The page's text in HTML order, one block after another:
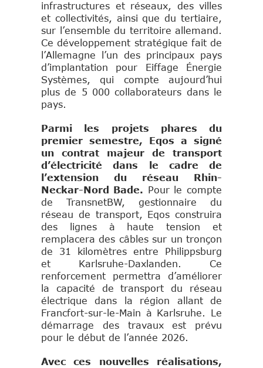
infrastructures et réseaux, des villes
et collectivités, ainsi que du tertiaire,
sur l’ensemble du territoire allemand.
Ce développement stratégique fait de
l’Allemagne l’un des principaux pays
d’implantation pour Eiffage Énergie
Systèmes, qui compte aujourd’hui
plus de 5 000 collaborateurs dans le
pays.
Parmi les projets phares du
premier semestre, Eqos a signé
un contrat majeur de transport
d’électricité dans le cadre de
l’extension du réseau Rhin-
Neckar-Nord Bade. Pour le compte
de TransnetBW, gestionnaire du
réseau de transport, Eqos construira
des lignes à haute tension et
remplacera des câbles sur un tronçon
de 31 kilomètres entre Philippsburg
et Karlsruhe-Daxlanden. Ce
renforcement permettra d’améliorer
la capacité de transport du réseau
électrique dans la région allant de
Francfort-sur-le-Main à Karlsruhe. Le
démarrage des travaux est prévu
pour le début de l’année 2026.
Avec ces nouvelles réalisations,